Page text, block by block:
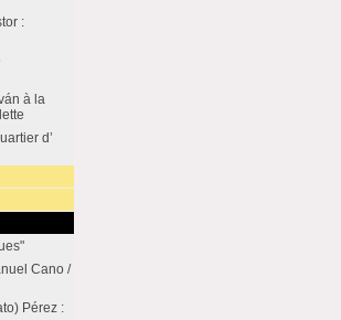
:
à la
d’
Cano /
Pérez :